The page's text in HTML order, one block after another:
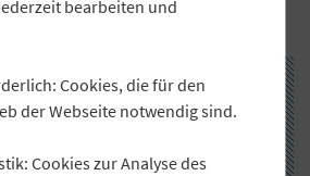
bearbeiten und
Cookies, die für den
der Webseite notwendig sind.
Cookies zur Analyse des